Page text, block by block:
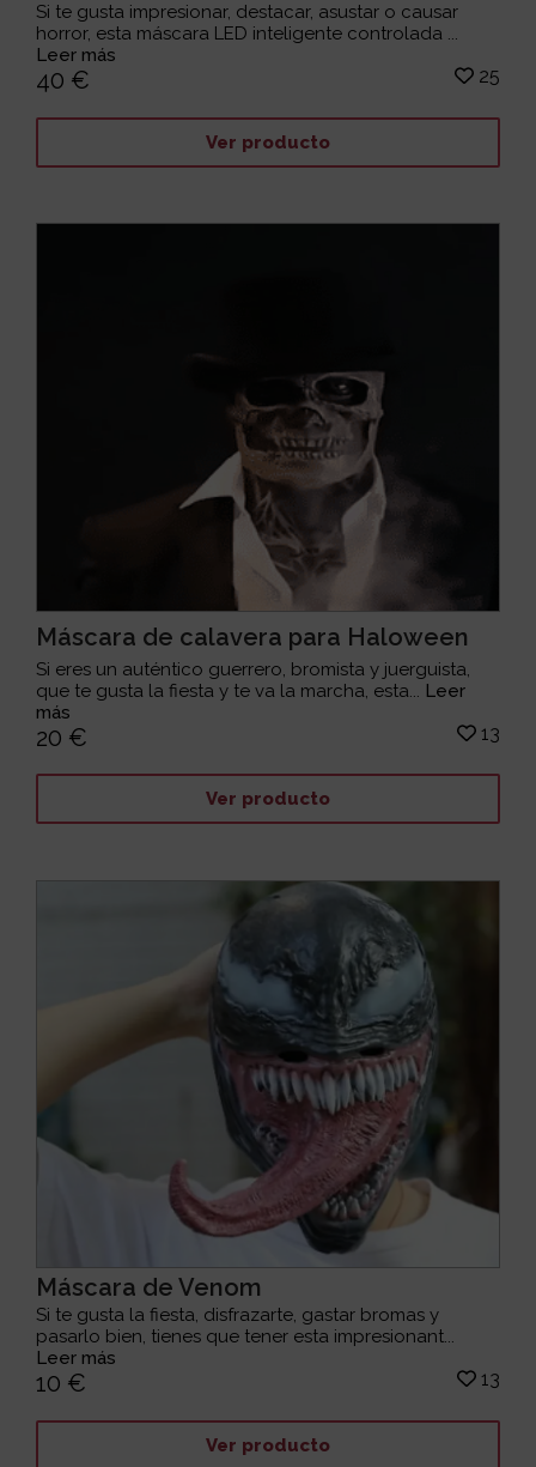
Si te gusta impresionar, destacar, asustar o causar
horror, esta máscara LED inteligente controlada ...
Leer más
40 € 25
Ver producto
Máscara de calavera para Haloween
Si eres un auténtico guerrero, bromista y juerguista,
que te gusta la fiesta y te va la marcha, esta... Leer
más
20 € 13
Ver producto
Máscara de Venom
Si te gusta la fiesta, disfrazarte, gastar bromas y
pasarlo bien, tienes que tener esta impresionant...
Leer más
10 € 13
Ver producto